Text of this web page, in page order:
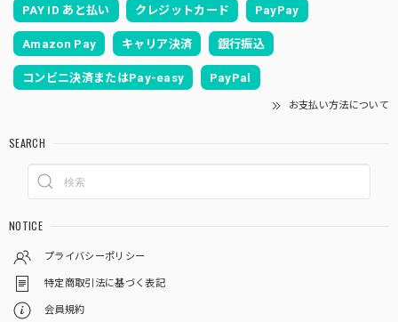
PAY ID あと払い クレジットカード PayPay
Amazon Pay キャリア決済 銀行振込
コンビニ決済またはPay-easy PayPal
お支払い方法について
SEARCH
NOTICE
プライバシーポリシー
特定商取引法に基づく表記
会員規約